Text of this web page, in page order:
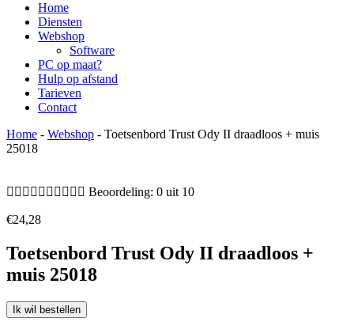
Home
Diensten
Webshop
Software
PC op maat?
Hulp op afstand
Tarieven
Contact
Home - Webshop - Toetsenbord Trust Ody II draadloos + muis
25018
          Beoordeling: 0 uit 10
€24,28
Toetsenbord Trust Ody II draadloos +
muis 25018
Ik wil bestellen